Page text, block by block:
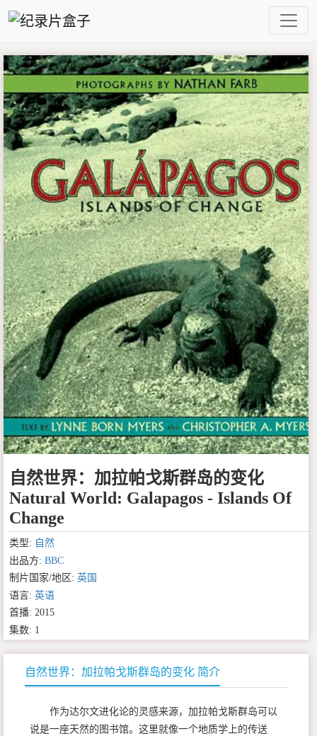
自然世界：加拉帕戈斯群岛的变化
Natural World: Galapagos - Islands Of
Change
类型: 自然
出品方: BBC
制片国家/地区: 英国
语言: 英语
首播: 2015
集数: 1
自然世界：加拉帕戈斯群岛的变化 简介
作为达尔文进化论的灵感来源，加拉帕戈斯群岛可以
说是一座天然的图书馆。这里就像一个地质学上的传送